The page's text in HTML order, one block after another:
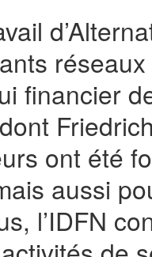
financier
ont été
aussi
l’IDFN